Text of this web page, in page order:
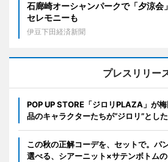
石廊崎オーシャンパークで「夕涼
セレモニーも
伊豆下田経済新聞
プレスリリー
POP UP STORE「ジロリPLAZA」が
品のキャラクターたちが“ジロリ”とし
この秋の正解コーデを、セットで。パ
選べる、シアーニット×サテンボトム